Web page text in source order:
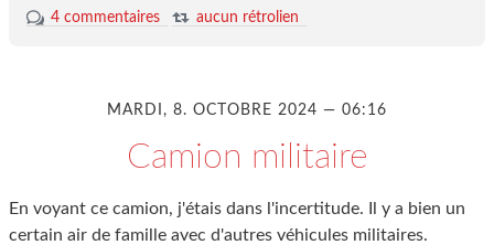
4 commentaires
aucun rétrolien
MARDI, 8. OCTOBRE 2024 — 06:16
Camion militaire
En voyant ce camion, j'étais dans l'incertitude. Il y a bien un
certain air de famille avec d'autres véhicules militaires.